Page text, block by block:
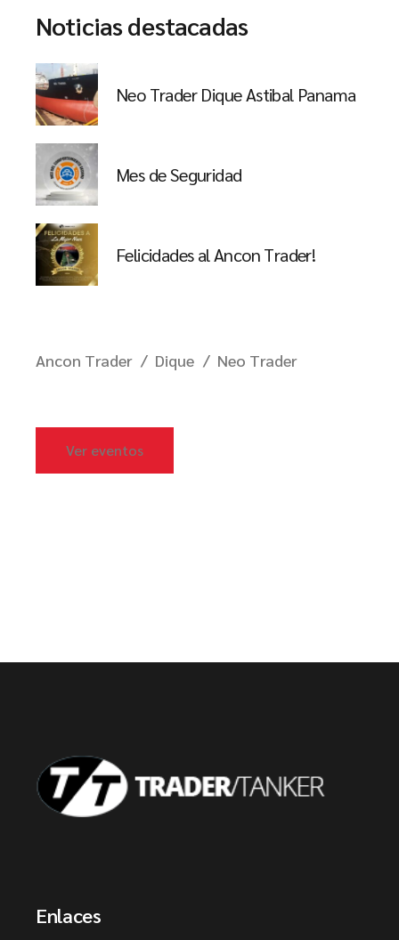
Noticias destacadas
Neo Trader Dique Astibal Panama
Mes de Seguridad
Felicidades al Ancon Trader!
Ancon Trader Dique Neo Trader
Ver eventos
Enlaces